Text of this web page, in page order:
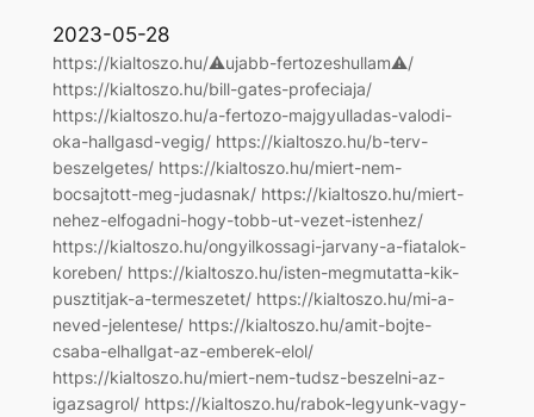
2023-05-28
https://kialtoszo.hu/⚠ujabb-fertozeshullam⚠/
https://kialtoszo.hu/bill-gates-profeciaja/
https://kialtoszo.hu/a-fertozo-majgyulladas-valodi-
oka-hallgasd-vegig/ https://kialtoszo.hu/b-terv-
beszelgetes/ https://kialtoszo.hu/miert-nem-
bocsajtott-meg-judasnak/ https://kialtoszo.hu/miert-
nehez-elfogadni-hogy-tobb-ut-vezet-istenhez/
https://kialtoszo.hu/ongyilkossagi-jarvany-a-fiatalok-
koreben/ https://kialtoszo.hu/isten-megmutatta-kik-
pusztitjak-a-termeszetet/ https://kialtoszo.hu/mi-a-
neved-jelentese/ https://kialtoszo.hu/amit-bojte-
csaba-elhallgat-az-emberek-elol/
https://kialtoszo.hu/miert-nem-tudsz-beszelni-az-
igazsagrol/ https://kialtoszo.hu/rabok-legyunk-vagy-